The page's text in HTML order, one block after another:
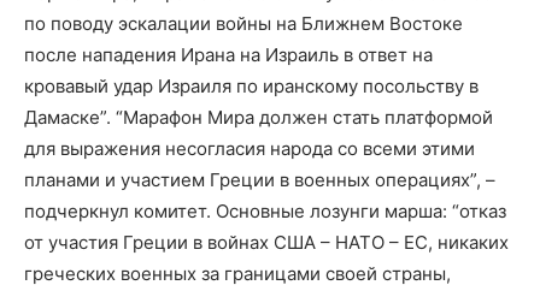
по поводу эскалации войны на Ближнем Востоке
после нападения Ирана на Израиль в ответ на
кровавый удар Израиля по иранскому посольству в
Дамаске”. “Марафон Мира должен стать платформой
для выражения несогласия народа со всеми этими
планами и участием Греции в военных операциях”, –
подчеркнул комитет. Основные лозунги марша: “отказ
от участия Греции в войнах США – НАТО – ЕС, никаких
греческих военных за границами своей страны,